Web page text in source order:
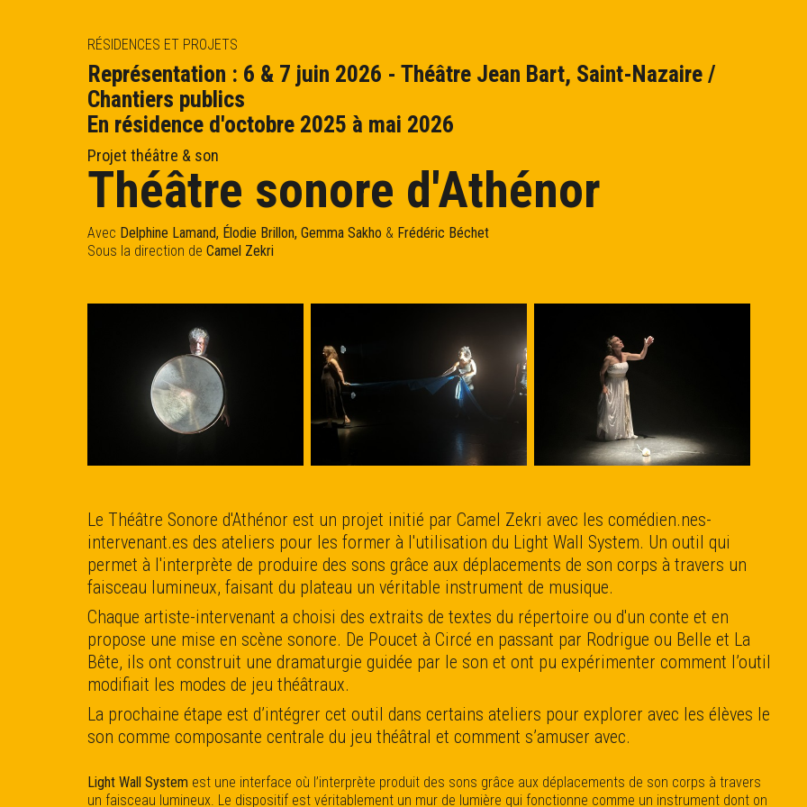
OCT. NOV. DÉC. JANV. FÉV. MARS AVR.
RÉSIDENCES ET PROJETS
Représentation : 6 & 7 juin 2026 - Théâtre Jean Bart, Saint-Nazaire /
Chantiers publics
En résidence d'octobre 2025 à mai 2026
Projet théâtre & son
Théâtre sonore d'Athénor
Avec Delphine Lamand, Élodie Brillon, Gemma Sakho & Frédéric Béchet
Sous la direction deCamel Zekri
Le Théâtre Sonore d'Athénor est un projet initié par Camel Zekri avec les comédien.nes-
intervenant.es des ateliers pour les former à l'utilisation du Light Wall System. Un outil qui
permet à l'interprète de produire des sons grâce aux déplacements de son corps à travers un
faisceau lumineux, faisant du plateau un véritable instrument de musique.
Chaque artiste-intervenant a choisi des extraits de textes du répertoire ou d'un conte et en
propose une mise en scène sonore. De Poucet à Circé en passant par Rodrigue ou Belle et La
Bête, ils ont construit une dramaturgie guidée par le son et ont pu expérimenter comment l’outil
modifiait les modes de jeu théâtraux.
La prochaine étape est d’intégrer cet outil dans certains ateliers pour explorer avec les élèves le
son comme composante centrale du jeu théâtral et comment s’amuser avec.
Light Wall System est une interface où l’interprète produit des sons grâce aux déplacements de son corps à travers
un faisceau lumineux. Le dispositif est véritablement un mur de lumière qui fonctionne comme un instrument dont on